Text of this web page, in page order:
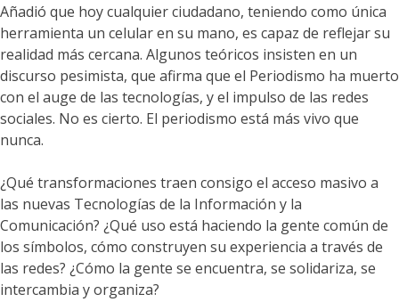
Añadió que hoy cualquier ciudadano, teniendo como única
herramienta un celular en su mano, es capaz de reflejar su
realidad más cercana. Algunos teóricos insisten en un
discurso pesimista, que afirma que el Periodismo ha muerto
con el auge de las tecnologías, y el impulso de las redes
sociales. No es cierto. El periodismo está más vivo que
nunca.
¿Qué transformaciones traen consigo el acceso masivo a
las nuevas Tecnologías de la Información y la
Comunicación? ¿Qué uso está haciendo la gente común de
los símbolos, cómo construyen su experiencia a través de
las redes? ¿Cómo la gente se encuentra, se solidariza, se
intercambia y organiza?